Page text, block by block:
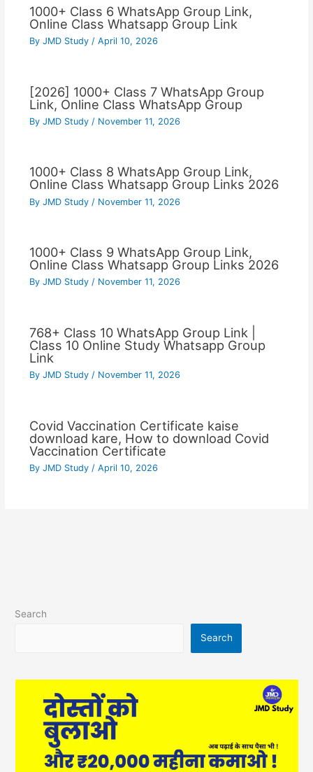
1000+ Class 6 WhatsApp Group Link,
Online Class Whatsapp Group Link
By JMD Study / April 10, 2026
[2026] 1000+ Class 7 WhatsApp Group
Link, Online Class WhatsApp Group
By JMD Study / November 11, 2026
1000+ Class 8 WhatsApp Group Link,
Online Class Whatsapp Group Links 2026
By JMD Study / November 11, 2026
1000+ Class 9 WhatsApp Group Link,
Online Class Whatsapp Group Links 2026
By JMD Study / November 11, 2026
768+ Class 10 WhatsApp Group Link |
Class 10 Online Study Whatsapp Group
Link
By JMD Study / November 11, 2026
Covid Vaccination Certificate kaise
download kare, How to download Covid
Vaccination Certificate
By JMD Study / April 10, 2026
Search
Search